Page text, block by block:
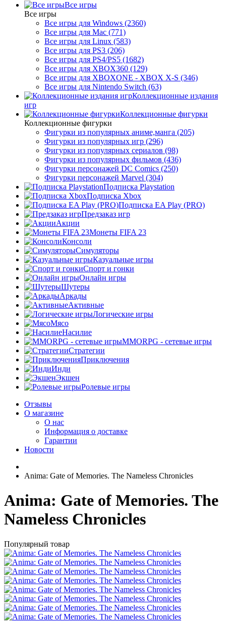
Все игры
Все игры
Все игры для Windows (2360)
Все игры для Mac (771)
Все игры для Linux (583)
Все игры для PS3 (206)
Все игры для PS4/PS5 (1682)
Все игры для XBOX360 (129)
Все игры для XBOXONE - XBOX X-S (346)
Все игры для Nintendo Switch (63)
Коллекционные издания
игр
Коллекционные фигурки
Коллекционные фигурки
Фигурки из популярных аниме,манга (205)
Фигурки из популярных игр (296)
Фигурки из популярных сериалов (98)
Фигурки из популярных фильмов (436)
Фигурки персонажей DC Comics (250)
Фигурки персонажей Marvel (304)
Подписка Playstation
Подписка Xbox
Подписка EA Play (PRO)
Предзаказ игр
Акции
Монеты FIFA 23
Консоли
Симуляторы
Казуальные игры
Спорт и гонки
Онлайн игры
Шутеры
Аркады
Активные
Логические игры
Мясо
Насилие
MMORPG - сетевые игры
Стратегии
Приключения
Инди
Экшен
Ролевые игры
Отзывы
О магазине
О нас
Информация о доставке
Гарантии
Новости
Anima: Gate of Memories. The Nameless Chronicles
Anima: Gate of Memories. The
Nameless Chronicles
Популярный товар